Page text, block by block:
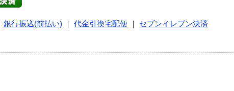
銀行振込(前払い) 代金引換宅配便
セブンイレブン決済